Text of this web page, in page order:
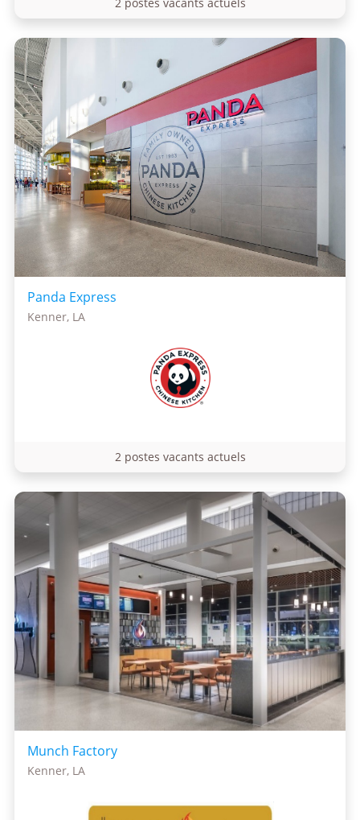
2 postes vacants actuels
Panda Express
Kenner, LA
2 postes vacants actuels
Munch Factory
Kenner, LA